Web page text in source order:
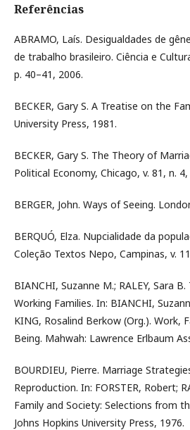
Referências
ABRAMO, Laís. Desigualdades de
de trabalho brasileiro. Ciência e
p. 40–41, 2006.
BECKER, Gary S. A Treatise on the
University Press, 1981.
BECKER, Gary S. The Theory of
Political Economy, Chicago, v. 81, n.
BERGER, John. Ways of Seeing.
BERQUÓ, Elza. Nupcialidade da
Coleção Textos Nepo, Campinas, v.
BIANCHI, Suzanne M.; RALEY, Sara
Working Families. In: BIANCHI,
KING, Rosalind Berkow (Org.). Work,
Being. Mahwah: Lawrence Erlbaum
BOURDIEU, Pierre. Marriage
Reproduction. In: FORSTER, Robert;
Family and Society: Selections from
Johns Hopkins University Press, 1976.